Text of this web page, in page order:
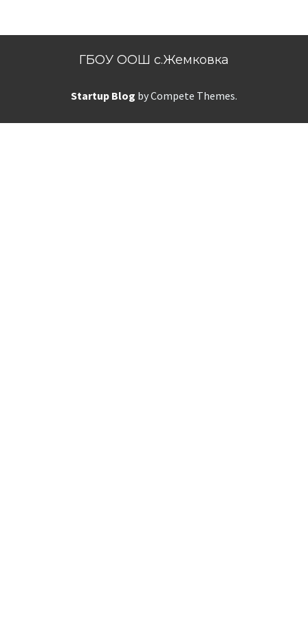
ГБОУ ООШ с.Жемковка
Startup Blog by Compete Themes.